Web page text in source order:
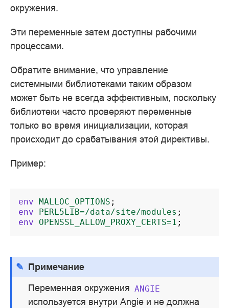
окружения.
Эти переменные затем доступны рабочими
процессами.
Обратите внимание, что управление
системными библиотеками таким образом
может быть не всегда эффективным, поскольку
библиотеки часто проверяют переменные
только во время инициализации, которая
происходит до срабатывания этой директивы.
Пример:
env MALLOC_OPTIONS ;
env
PERL5LIB=/data/site/modules ;
env
OPENSSL_ALLOW_PROXY_CERTS=1 ;
Примечание
Переменная окружения ANGIE
используется внутри Angie и не должна